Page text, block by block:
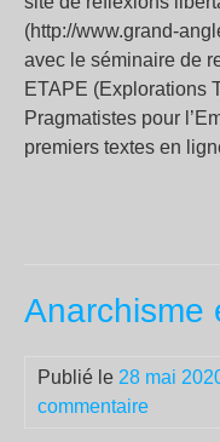
(http://www.grand-
avec le séminaire de
ETAPE (Explorations
Pragmatistes pour
premiers textes en
Anarchisme
Publié le 28 mai
commentaire